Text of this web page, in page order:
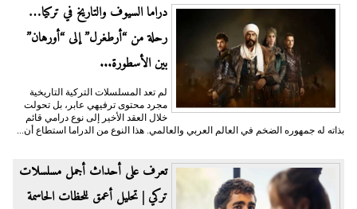
دراما السيوف والتاريخ في تركيا…
رحلة من “أرطغرل” إلى “أورهان”
بين الأسطورة...
لم تعد المسلسلات التركية التاريخية
مجرد محتوى ترفيهي عابر، بل تحولت
خلال العقد الأخير إلى نوع درامي قائم
بذاته له جمهوره الضخم في العالم العربي والعالمي. هذا النوع من الدراما استطاع أن...
تعرف على أحداث أجمل مسلسلات
تركي | تحليل أعمق للحظات الحاسمة